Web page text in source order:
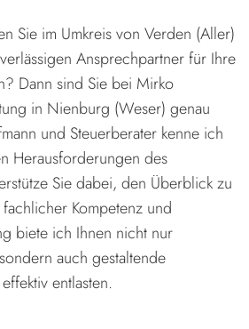
Sie im Umkreis von Verden (Aller)
Ansprechpartner für Ihre
Dann sind Sie bei Mirko
in Nienburg (Weser) genau
und Steuerberater kenne ich
Herausforderungen des
Sie dabei, den Überblick zu
Kompetenz und
biete ich Ihnen nicht nur
auch gestaltende
entlasten.